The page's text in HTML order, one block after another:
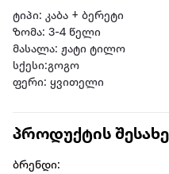
ტიპი: კაბა + ბერეტი
ზომა: 3-4 წელი
მასალა: ჟატი ტილო
სქესი:გოგო
ფერი: ყვითელი
პროდუქტის
ბრენდი: